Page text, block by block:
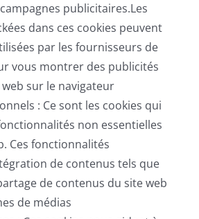
publicitaires.Les
dans ces cookies peuvent
par les fournisseurs de
vous montrer des publicités
sur le navigateur
: Ce sont les cookies qui
non essentielles
Ces fonctionnalités
de contenus tels que
de contenus du site web
de médias